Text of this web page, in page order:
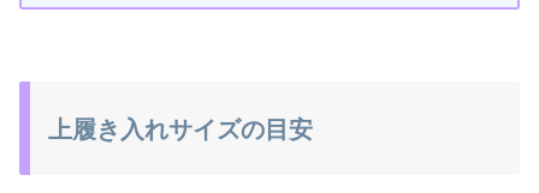
上履き入れサイズの目安